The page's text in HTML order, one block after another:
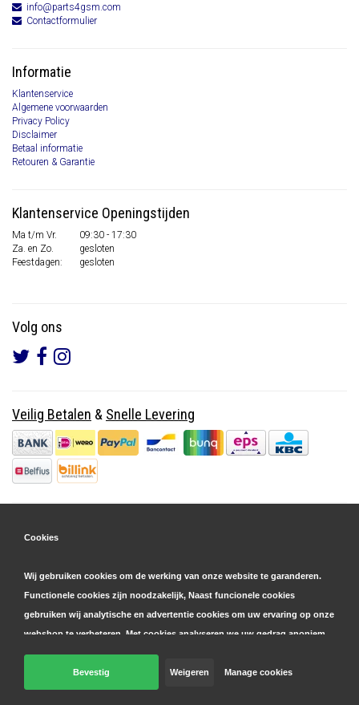
info@parts4gsm.com
Contactformulier
Informatie
Klantenservice
Algemene voorwaarden
Privacy Policy
Disclaimer
Betaal informatie
Retouren & Garantie
Klantenservice Openingstijden
Ma t/m Vr.
09:30 - 17:30
Za. en Zo.
gesloten
Feestdagen:
gesloten
Volg ons
Veilig Betalen & Snelle Levering
© Copyright 2026 Parts4GSM - Design byWebdinge.nl
Cookies
Wij gebruiken cookies om de werking van onze website te garanderen.
Functionele cookies zijn noodzakelijk, Naast funcionele cookies
gebruiken wij analytische en advertentie cookies om uw ervaring op onze
webshop te verbeteren. Met cookies analyseren we uw gedrag anoniem,
zowel binnen als buiten onze website, om onze diensten te
personaliseren en advertenties te tonen. Lees hier meer over in onze
cookie- en privacyverklaring. Klik op 'bevestigen' om akkoord te gaan
Bevestig Weigeren Manage cookies